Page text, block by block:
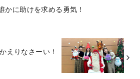
かに助けを求める勇気！
えりなさーい！